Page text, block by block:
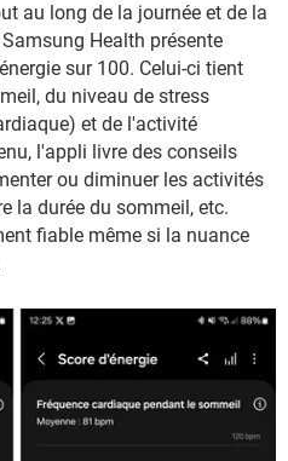
au long de la journée et de la
Health présente
sur 100. Celui-ci tient
du niveau de stress
et de l'activité
l'appli livre des conseils
ou diminuer les activités
la durée du sommeil, etc.
fiable même si la nuance